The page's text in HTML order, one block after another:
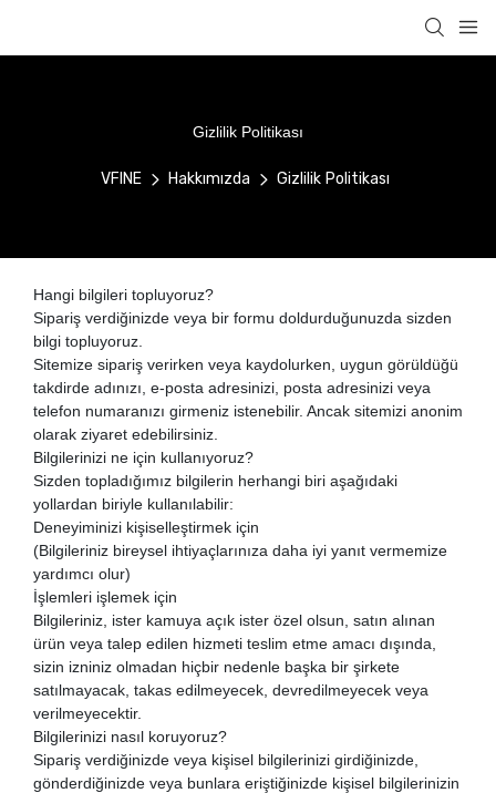
Gizlilik Politikası
VFINE Hakkımızda Gizlilik Politikası
Hangi bilgileri topluyoruz?
Sipariş verdiğinizde veya bir formu doldurduğunuzda sizden
bilgi topluyoruz.
Sitemize sipariş verirken veya kaydolurken, uygun görüldüğü
takdirde adınızı, e-posta adresinizi, posta adresinizi veya
telefon numaranızı girmeniz istenebilir. Ancak sitemizi anonim
olarak ziyaret edebilirsiniz.
Bilgilerinizi ne için kullanıyoruz?
Sizden topladığımız bilgilerin herhangi biri aşağıdaki
yollardan biriyle kullanılabilir:
Deneyiminizi kişiselleştirmek için
(Bilgileriniz bireysel ihtiyaçlarınıza daha iyi yanıt vermemize
yardımcı olur)
İşlemleri işlemek için
Bilgileriniz, ister kamuya açık ister özel olsun, satın alınan
ürün veya talep edilen hizmeti teslim etme amacı dışında,
sizin izniniz olmadan hiçbir nedenle başka bir şirkete
satılmayacak, takas edilmeyecek, devredilmeyecek veya
verilmeyecektir.
Bilgilerinizi nasıl koruyoruz?
Sipariş verdiğinizde veya kişisel bilgilerinizi girdiğinizde,
gönderdiğinizde veya bunlara eriştiğinizde kişisel bilgilerinizin